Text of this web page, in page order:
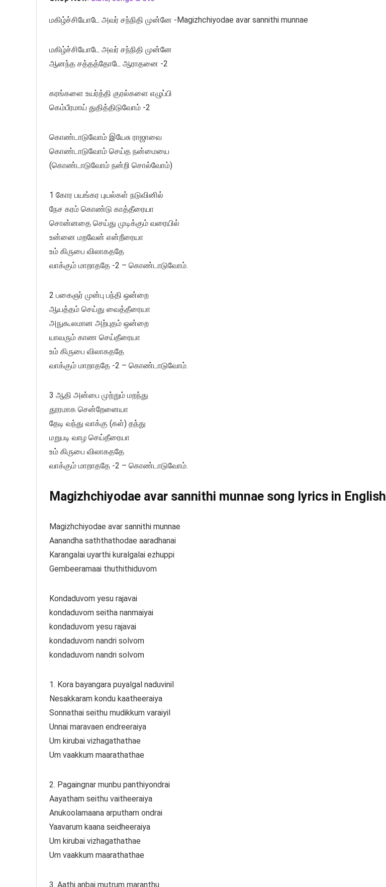
மகிழ்ச்சியோடே அவர் சந்நிதி முன்னே -Magizhchiyodae avar sannithi munnae
மகிழ்ச்சியோடே அவர் சந்நிதி முன்னே
ஆனந்த சத்தத்தோடே ஆராதனை -2
கரங்களை உயர்த்தி குரல்களை எழுப்பி
கெம்பீரமாய் துதித்திடுவோம் -2
கொண்டாடுவோம் இயேசு ராஜாவை
கொண்டாடுவோம் செய்த நன்மையை
(கொண்டாடுவோம் நன்றி சொல்வோம்)
1 கோர பயங்கர புயல்கள் நடுவினில்
நேச கரம் கொண்டு காத்தீரையா
சொன்னதை செய்து முடிக்கும் வரையில்
உன்னை மறவேன் என்றீரையா
உம் கிருபை விலாகததே
வாக்கும் மாறாததே -2 – கொண்டாடுவோம்.
2 பகைஞர் முன்பு பந்தி ஒன்றை
ஆயத்தம் செய்து வைத்தீரையா
அநுகூலமான அற்புதம் ஒன்றை
யாவரும் காண செய்தீரையா
உம் கிருபை விலாகததே
வாக்கும் மாறாததே -2 – கொண்டாடுவோம்.
3 ஆதி அன்பை முற்றும் மறந்து
தூரமாக சென்றேனையா
தேடி வந்து வாக்கு (கள்) தந்து
மறுபடி வாழ செய்தீரையா
உம் கிருபை விலாகததே
வாக்கும் மாறாததே -2 – கொண்டாடுவோம்.
Magizhchiyodae avar sannithi munnae song lyrics in English
Magizhchiyodae avar sannithi munnae
Aanandha saththathodae aaradhanai
Karangalai uyarthi kuralgalai ezhuppi
Gembeeramaai thuthithiduvom
Kondaduvom yesu rajavai
kondaduvom seitha nanmaiyai
kondaduvom yesu rajavai
kondaduvom nandri solvom
kondaduvom nandri solvom
1. Kora bayangara puyalgal naduvinil
Nesakkaram kondu kaatheeraiya
Sonnathai seithu mudikkum varaiyil
Unnai maravaen endreeraiya
Um kirubai vizhagathathae
Um vaakkum maarathathae
2. Pagaingnar munbu panthiyondrai
Aayatham seithu vaitheeraiya
Anukoolamaana arputham ondrai
Yaavarum kaana seidheeraiya
Um kirubai vizhagathathae
Um vaakkum maarathathae
3. Aathi anbai mutrum maranthu